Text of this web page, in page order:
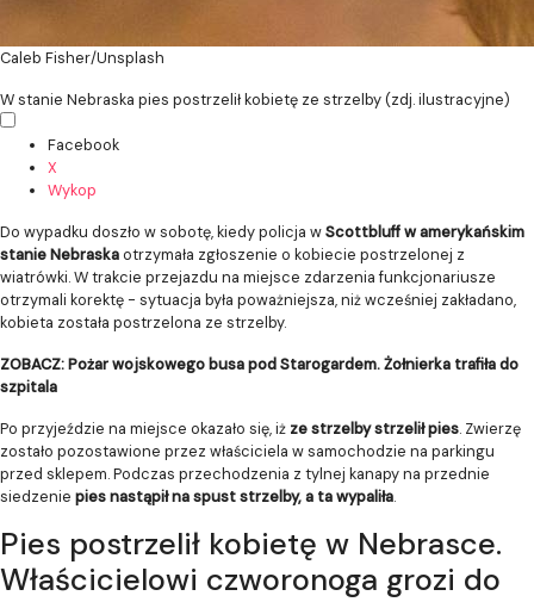
Caleb Fisher/Unsplash
W stanie Nebraska pies postrzelił kobietę ze strzelby (zdj. ilustracyjne)
Facebook
X
Wykop
Do wypadku doszło w sobotę, kiedy policja wScottbluff w amerykańskim
stanie Nebraskaotrzymała zgłoszenie o kobiecie postrzelonej z
wiatrówki. W trakcie przejazdu na miejsce zdarzenia funkcjonariusze
otrzymali korektę - sytuacja była poważniejsza, niż wcześniej zakładano,
kobieta została postrzelona ze strzelby.
ZOBACZ: Pożar wojskowego busa pod Starogardem. Żołnierka trafiła do
szpitala
Po przyjeździe na miejsce okazało się, iż ze strzelby strzelił pies. Zwierzę
zostało pozostawione przez właściciela w samochodzie na parkingu
przed sklepem. Podczas przechodzenia z tylnej kanapy na przednie
siedzenie pies nastąpił na spust strzelby, a ta wypaliła.
Pies postrzelił kobietę w Nebrasce.
Właścicielowi czworonoga grozi do